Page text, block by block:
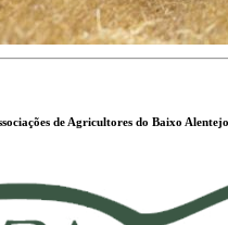
de Agricultores do Baixo Alentejo